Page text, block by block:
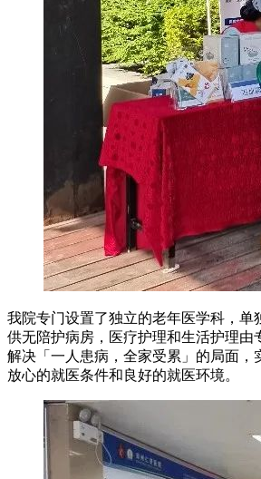
我院专门设置了独立的老年医学科，单
供无陪护病房，医疗护理和生活护理由
解决「一人患病，全家受累」的局面，
放心的就医条件和良好的就医环境。